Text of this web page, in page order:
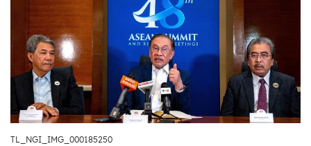
vai trò trung tâm của ASEAN trên cơ sở đề
cao thượng tôn pháp luật, ủng hộ chủ nghĩa
đa phương, làm sâu sắc quan hệ với các đối
tác, qua đó góp phần duy trì môi trường hòa
bình, ổn định và thuận lợi cho phát triển,
đồng thời nâng cao vị thế và vai trò của
ASEAN trong khu vực và trên thế giới.
TL_NGI_IMG_000185250